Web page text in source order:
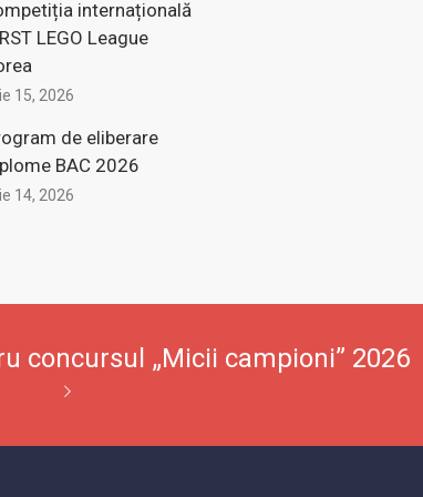
internațională
LEGO League
15, 2026
de eliberare
BAC 2026
14, 2026
concursul „Micii campioni” 2026